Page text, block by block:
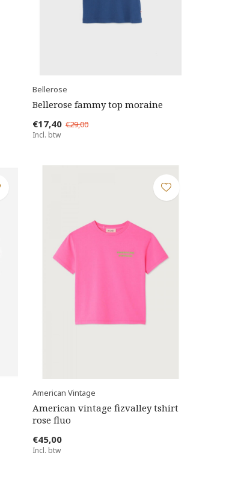
Bellerose
Bellerose fammy top moraine
€17,40 €29,00
Incl. btw
American Vintage
American vintage fizvalley tshirt
rose fluo
€45,00
Incl. btw